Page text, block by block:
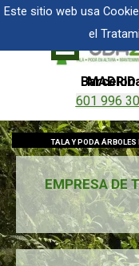
Este sitio web usa
el
Vaya al Contenido
TALA Y
601 996
MADRID
601 904
Saltar menú
TALA Y PODA
EMPRESA DE